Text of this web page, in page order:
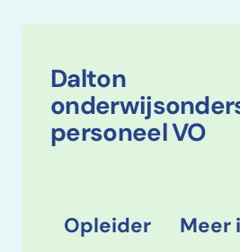
Dalton
personeel VO
Opleider Meer